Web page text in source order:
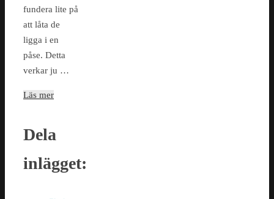
fundera lite på
att låta de
ligga i en
påse. Detta
verkar ju …
Läs mer
Dela
inlägget: